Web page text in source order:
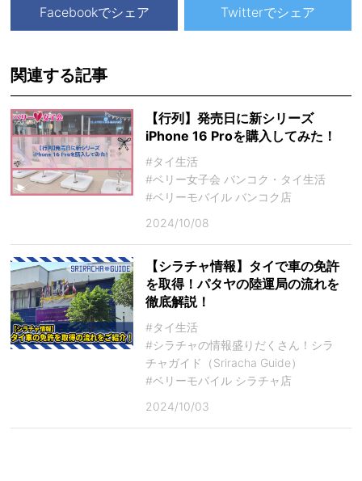
Facebookでシェア Twitterでシェア
関連する記事
【行列】発売日に新シリーズ
iPhone 16 Proを購入してみた！
#タイ生活
#ベリー女子会 バンコク・タイ生活
#ベリーモバイル バンコク店
2024/10/08
【シラチャ情報】タイで車の免許
を取得！パタヤの陸運局の流れを
徹底解説！
#タイ生活
#シラチャの情報盛りだくさん！シラ
チャガイド（Sriracha Guide）
#ベリーモバイル シラチャ店
2024/10/03